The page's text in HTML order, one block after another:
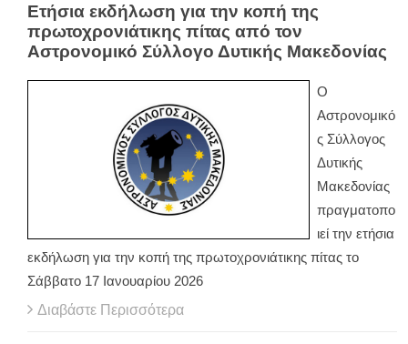
Ετήσια εκδήλωση για την κοπή της
πρωτοχρονιάτικης πίτας από τον
Αστρονομικό Σύλλογο Δυτικής Μακεδονίας
Ο
Αστρονομικό
ς Σύλλογος
Δυτικής
Μακεδονίας
πραγματοπο
ιεί την ετήσια
εκδήλωση για την κοπή της πρωτοχρονιάτικης πίτας το
Σάββατο 17 Ιανουαρίου 2026
Διαβάστε Περισσότερα